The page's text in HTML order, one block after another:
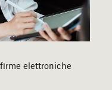
elettroniche